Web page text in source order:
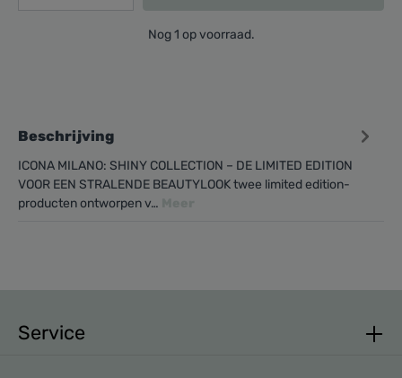
Nog 1 op voorraad.
Beschrijving
ICONA MILANO: SHINY COLLECTION – DE LIMITED EDITION
VOOR EEN STRALENDE BEAUTYLOOK twee limited edition-
producten ontworpen v…
Service